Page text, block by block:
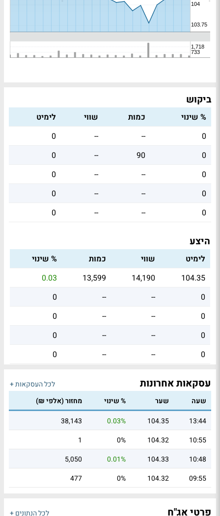
ביקוש
% שינוי כמות שווי
לימיט
0
--
--
0
0
90
--
0
0
--
--
0
0
--
--
0
0
--
--
0
היצע
לימיט שווי כמות
% שינוי
104.35
14,190
13,599
0.03
0
--
--
0
0
--
--
0
0
--
--
0
0
--
--
0
עסקאות אחרונות
לכל העסקאות +
שעה
שער % שינוי
מחזור (אלפי ₪)
13:44
104.35
0.03%
38,143
10:55
104.32
0%
1
10:48
104.33
0.01%
5,050
09:55
104.32
0%
477
פרטי אג"ח לכל הנתונים +